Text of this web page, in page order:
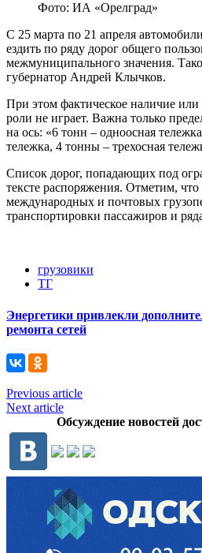
Фото: ИА «Орелград»
С 25 марта по 21 апреля
ездить по ряду дорог общего
межмуниципального значения.
губернатор Андрей Клычков.
При этом фактическое наличие или
роли не играет. Важна только
на ось: «6 тонн – одноосная
тележка, 4 тонны – трехосная
Список дорог, попадающих под
тексте распоряжения. Отметим,
международных и почтовых
транспортировки пассажиров и
грузовики
ТГ
Энергетики привлекли
ремонта сетей
Previous article
Next article
Обсуждение новостей